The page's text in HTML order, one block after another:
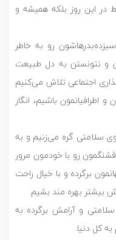
اين روز بلکه همیشه و
رو به خاطر
و نتونستن به دل طبیعت
اجتماعی تلاش می‌کنیم
باشیم، انگار
سلامتی گره می‌زنیم و به
رو با خودمون مرور
برگرده و با خيال راحت
بيشتر بهره مند بشيم.
سلامتی و آرامش برگرده به
کل دنیا.